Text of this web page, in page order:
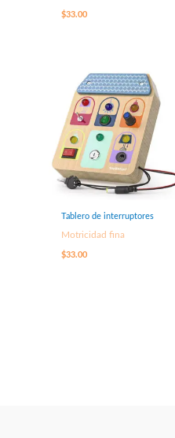
$33.00
Tablero de interruptores
Motricidad fina
$33.00